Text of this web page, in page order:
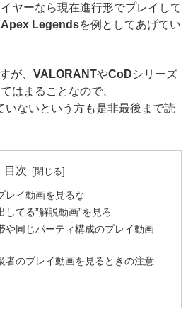
ヤーなら現在進行形でプレイして
Apex Legendsを例としてあげてい
が、 VALORANTやCoDシリーズ
はまることなので、
いないという方も是非最後まで読
目次
レイ動画を見るな
てる”解説動画”を見ろ
や同じパーティ構成のプレイ動画
者のプレイ動画を見るときの注意